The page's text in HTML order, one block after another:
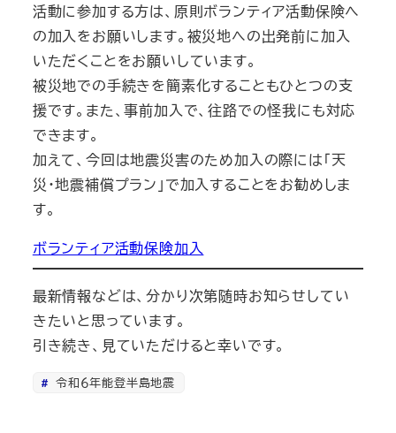
活動に参加する方は、原則ボランティア活動保険へ
の加入をお願いします。被災地への出発前に加入
いただくことをお願いしています。
被災地での手続きを簡素化することもひとつの支
援です。また、事前加入で、往路での怪我にも対応
できます。
加えて、今回は地震災害のため加入の際には「天
災・地震補償プラン」で加入することをお勧めしま
す。
ボランティア活動保険加入
最新情報などは、分かり次第随時お知らせしてい
きたいと思っています。
引き続き、見ていただけると幸いです。
令和６年能登半島地震